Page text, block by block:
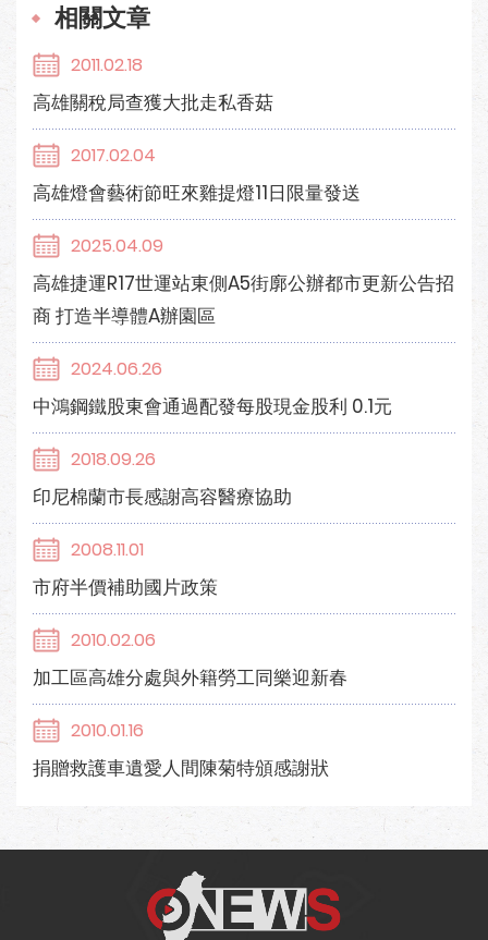
相關文章
2011.02.18
高雄關稅局查獲大批走私香菇
2017.02.04
高雄燈會藝術節旺來雞提燈11日限量發送
2025.04.09
高雄捷運R17世運站東側A5街廓公辦都市更新公告招
商 打造半導體A辦園區
2024.06.26
中鴻鋼鐵股東會通過配發每股現金股利 0.1元
2018.09.26
印尼棉蘭市長感謝高容醫療協助
2008.11.01
市府半價補助國片政策
2010.02.06
加工區高雄分處與外籍勞工同樂迎新春
2010.01.16
捐贈救護車遺愛人間陳菊特頒感謝狀